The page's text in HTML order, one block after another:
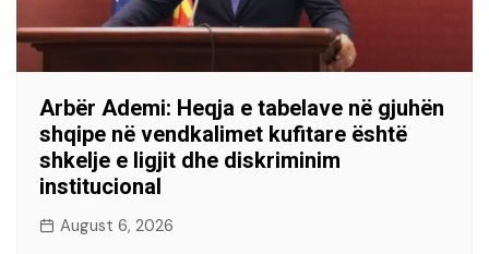
Arbër Ademi: Heqja e tabelave në gjuhën
shqipe në vendkalimet kufitare është
shkelje e ligjit dhe diskriminim
institucional
August 6, 2026